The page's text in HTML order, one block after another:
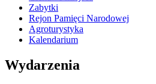
Zabytki
Rejon Pamięci Narodowej
Agroturystyka
Kalendarium
Wydarzenia